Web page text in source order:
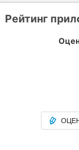
Рейтинг